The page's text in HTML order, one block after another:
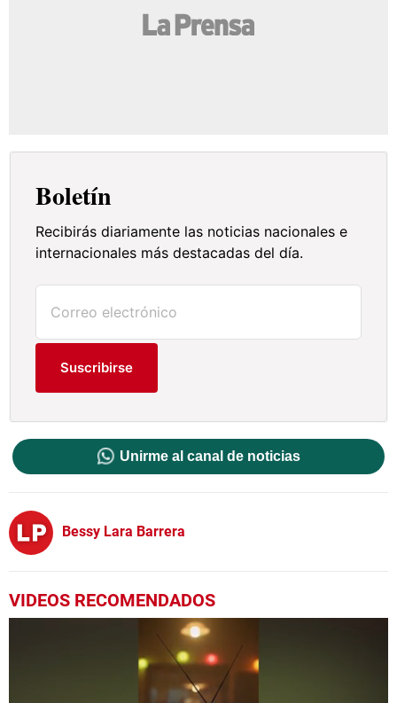
Boletín
Recibirás diariamente las noticias nacionales e
internacionales más destacadas del día.
Suscribirse
Unirme al canal de noticias
Bessy Lara Barrera
VIDEOS RECOMENDADOS